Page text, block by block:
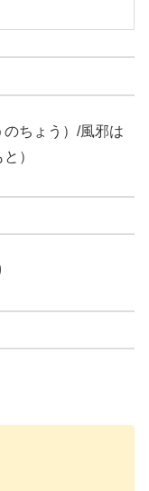
ちょう）/風邪は
）